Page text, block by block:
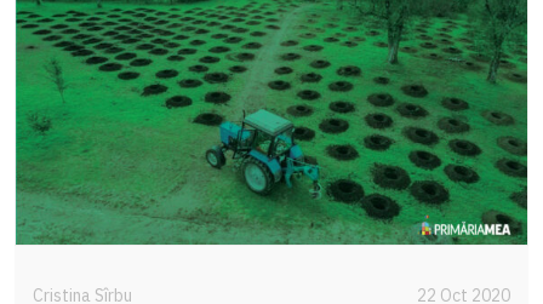
Cristina Sîrbu 22 Oct 2020